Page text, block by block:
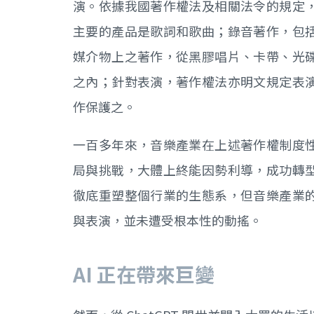
演。依據我國著作權法及相關法令的規定
主要的產品是歌詞和歌曲；錄音著作，包
媒介物上之著作，從黑膠唱片、卡帶、光
之內；針對表演，著作權法亦明文規定表
作保護之。
一百多年來，音樂產業在上述著作權制度
局與挑戰，大體上終能因勢利導，成功轉
徹底重塑整個行業的生態系，但音樂產業
與表演，並未遭受根本性的動搖。
AI 正在帶來巨變